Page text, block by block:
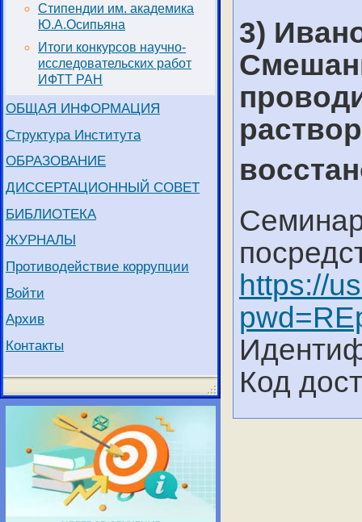
Стипендии им. академика
Ю.А.Осипьяна
Итоги конкурсов научно-
исследовательских работ
ИФТТ РАН
ОБЩАЯ ИНФОРМАЦИЯ
Структура Института
ОБРАЗОВАНИЕ
ДИССЕРТАЦИОННЫЙ СОВЕТ
БИБЛИОТЕКА
ЖУРНАЛЫ
Противодействие коррупции
Войти
Архив
Контакты
3)
https://
Код